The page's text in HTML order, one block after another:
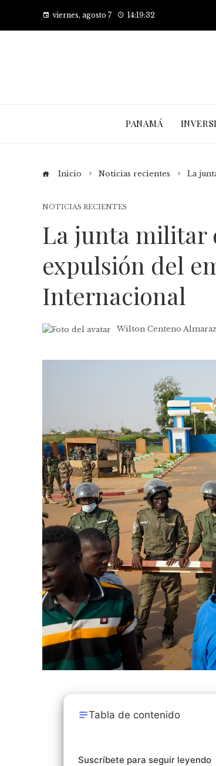
viernes, agosto 7 14:19:34
PANAMÁ
Inicio Noticias recientes La
NOTICIAS RECIENTES
La junta militar
expulsión del
Internacional
Wilton Centeno Almaraz
Tabla de contenido
Suscríbete para seguir leyendo